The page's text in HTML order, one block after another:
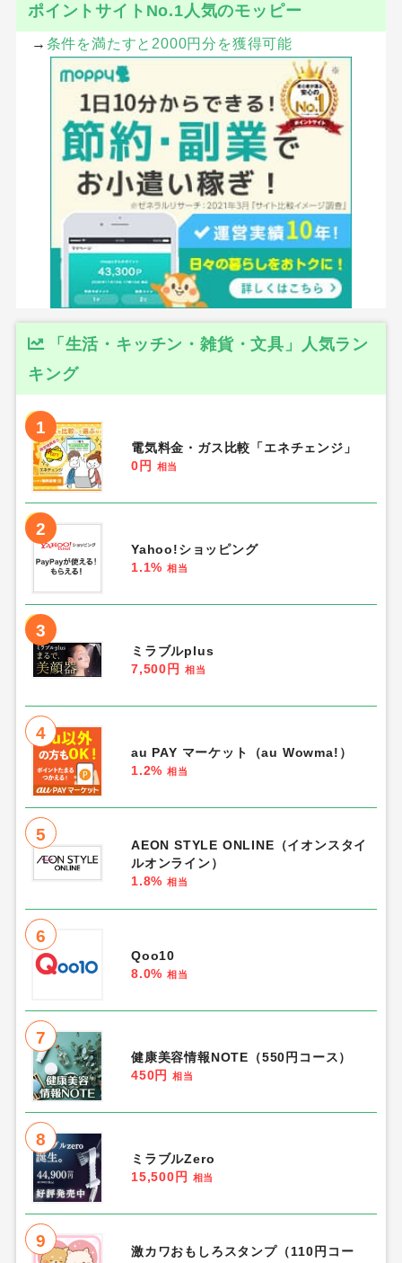
ポイントサイトNo.1人気のモッピー
→ 条件を満たすと2000円分を獲得可能
「生活・キッチン・雑貨・文具」人気ラン
キング
1
電気料金・ガス比較「エネチェンジ」
0円
相当
2
Yahoo!ショッピング
1.1% 相当
3
ミラブルplus
7,500円
相当
4
au PAY マーケット（au Wowma!）
1.2% 相当
5
AEON STYLE ONLINE（イオンスタイ
ルオンライン）
1.8% 相当
6
Qoo10
8.0% 相当
7
健康美容情報NOTE（550円コース）
450円
相当
8
ミラブルZero
15,500円
相当
9
激カワおもしろスタンプ（110円コー